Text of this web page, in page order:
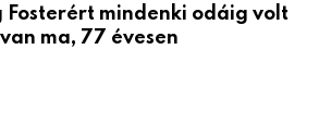
Fosterért mindenki odáig volt
ma, 77 évesen